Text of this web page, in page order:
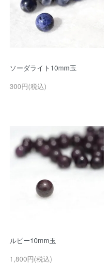
ソーダライト10mm玉
300円(税込)
ルビー10mm玉
1,800円(税込)